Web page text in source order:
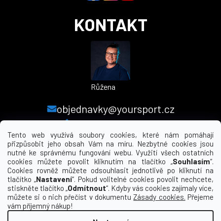
Tento web využívá soubory cookies, které nám pomáhají
přizpůsobit jeho obsah Vám na míru. Nezbytné cookies jsou
nutné ke správnému fungování webu. Využití všech ostatních
cookies můžete povolit kliknutím na tlačítko „Souhlasím“.
Cookies rovněž můžete odsouhlasit jednotlivě po kliknutí na
tlačítko „Nastavení“. Pokud volitelné cookies povolit nechcete,
stiskněte tlačítko „Odmítnout“. Kdyby vás cookies zajímaly více,
můžete si o nich přečíst v dokumentuZásady cookies. Přejeme
vám příjemný nákup!
KONTAKT
Růžena
objednavky@yoursport.cz
+420 224 250 000
MENU
INFORMACE PRO VÁS
KDE NÁS NAJDETE